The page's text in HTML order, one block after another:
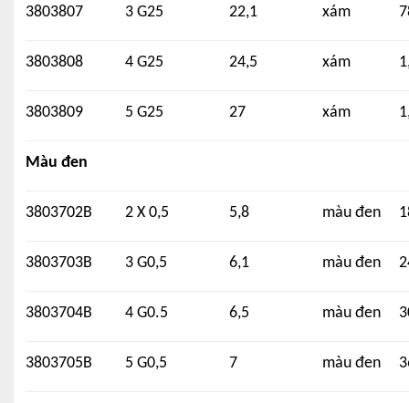
3803807 3 G25 22,1 xám
3803808 4 G25 24,5 xám
3803809 5 G25 27 xám
Màu đen
3803702B 2 X 0,5 5,8 màu đen
3803703B 3 G0,5 6,1 màu đen
3803704B 4 G0.5 6,5 màu đen
3803705B 5 G0,5 7 màu đen